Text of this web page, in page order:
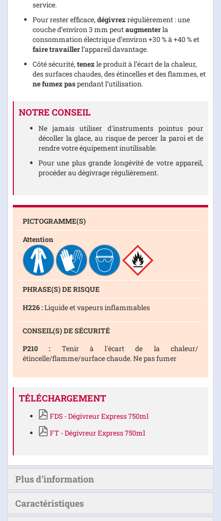
service.
Pour rester efficace,dégivrez régulièrement : une
couche d’environ 3 mm peutaugmenterla
consommation électrique d’environ +30 % à +40 % et
faire travaillerl’appareil davantage.
Côté sécurité,tenez le produit à l’écart de la chaleur,
des surfaces chaudes, des étincelles et des flammes, et
ne fumez paspendant l’utilisation.
NOTRE CONSEIL
Ne jamais utiliser d'instruments pointus pour
décoller la glace, au risque de percer la paroi et de
rendre votre équipement inutilisable.
Pour une plus grande longévité de votre appareil,
procéder au dégivrage régulièrement.
PICTOGRAMME(S)
Attention
PHRASE(S) DE RISQUE
H226 :Liquide et vapeurs inflammables
CONSEIL(S) DE SÉCURITÉ
P210 : Tenir à l'écart de la chaleur/
étincelle/flamme/surface chaude. Ne pas fumer
TÉLÉCHARGEMENT
FDS - Dégivreur Express 750ml
FT - Dégivreur Express 750ml
Plus d’information
Caractéristiques